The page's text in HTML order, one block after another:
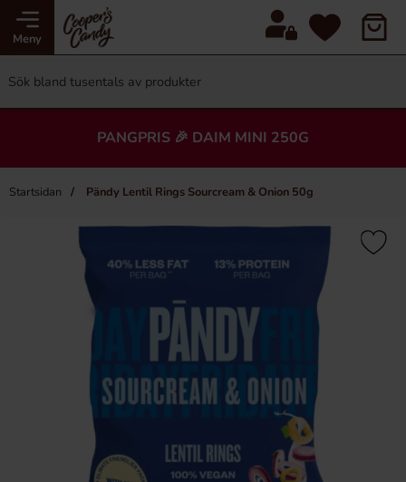
Meny
PANGPRIS 🎉 DAIM MINI 250G
Startsidan Pändy Lentil Rings Sourcream & Onion 50g